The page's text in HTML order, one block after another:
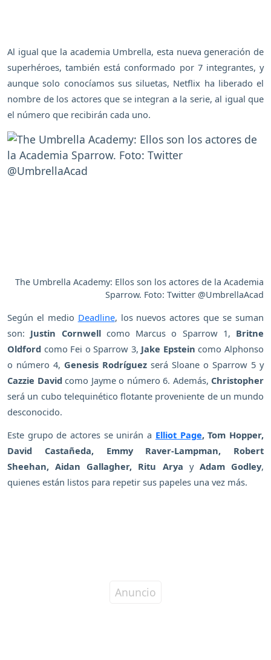
Al igual que la academia Umbrella, esta nueva generación de
superhéroes, también está conformado por 7 integrantes, y
aunque solo conocíamos sus siluetas, Netflix ha liberado el
nombre de los actores que se integran a la serie, al igual que
el número que recibirán cada uno.
The Umbrella Academy: Ellos son los actores de la Academia
Sparrow. Foto: Twitter @UmbrellaAcad
Según el medio Deadline, los nuevos actores que se suman
son: Justin Cornwellcomo Marcus o Sparrow 1, Britne
Oldford como Fei o Sparrow 3, Jake Epstein como Alphonso
o número 4, Genesis Rodríguez será Sloane o Sparrow 5 y
Cazzie Davidcomo Jayme o número 6. Además, Christopher
será un cubo telequinético flotante proveniente de un mundo
desconocido.
Este grupo de actores se unirán a Elliot Page, Tom Hopper,
David Castañeda, Emmy Raver-Lampman, Robert
Sheehan, Aidan Gallagher, Ritu Arya yAdam Godley,
quienes están listos para repetir sus papeles una vez más.